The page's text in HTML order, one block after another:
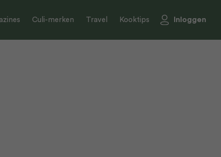
Culi-merken Travel Kooktips Inloggen